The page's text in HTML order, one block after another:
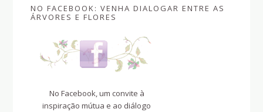
NO FACEBOOK: VENHA DIALOGAR ENTRE AS
ÁRVORES E FLORES
No Facebook, um convite à
inspiração mútua e ao diálogo